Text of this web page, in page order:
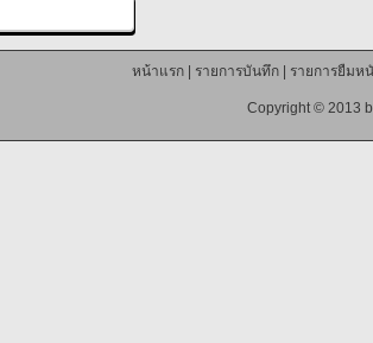
หน้าแรก| รายการบันทึก| รายการยืมห
Copyright © 2013